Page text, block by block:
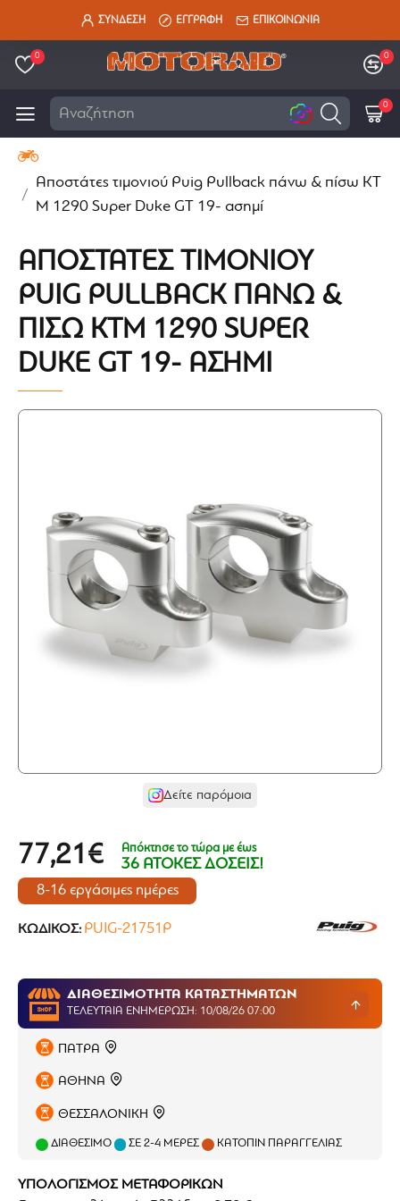
ΣΥΝΔΕΣΗ ΕΓΓΡΑΦΗ ΕΠΙΚΟΙΝΩΝΙΑ
0 0
Αναζήτηση εδώ
0
Αποστάτες τιμονιού Puig Pullback πάνω & πίσω KT
M 1290 Super Duke GT 19- ασημί
ΑΠΟΣΤΆΤΕΣ ΤΙΜΟΝΙΟΎ
PUIG PULLBACK ΠΆΝΩ &
ΠΊΣΩ KTM 1290 SUPER
DUKE GT 19- ΑΣΗΜΊ
Δείτε παρόμοια
77,21€ Απόκτησε το τώρα με έως
36 ΑΤΟΚΕΣ ΔΟΣΕΙΣ!
8-16 εργάσιμες ημέρες
ΚΩΔΙΚΌΣ: PUIG-21751P
ΔΙΑΘΕΣΙΜΟΤΗΤΑ ΚΑΤΑΣΤΗΜΑΤΩΝ
ΤΕΛΕΥΤΑΊΑ ΕΝΗΜΈΡΩΣΗ: 10/08/26 07:00
ΠΑΤΡΑ
ΑΘΗΝΑ
ΘΕΣΣΑΛΟΝΙΚΗ
ΔΙΑΘΈΣΙΜΟ ΣΕ 2-4 ΜΈΡΕΣ ΚΑΤΌΠΙΝ ΠΑΡΑΓΓΕΛΊΑΣ
ΥΠΟΛΟΓΙΣΜΟΣ ΜΕΤΑΦΟΡΙΚΩΝ